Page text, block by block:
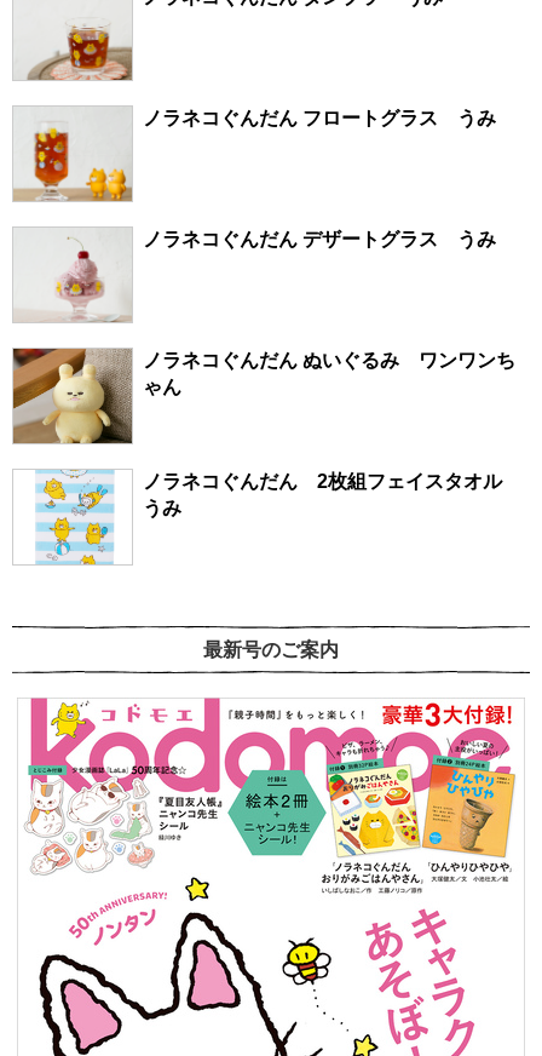
ノラネコぐんだん フロートグラス うみ
ノラネコぐんだん デザートグラス うみ
ノラネコぐんだん ぬいぐるみ ワンワンち
ゃん
ノラネコぐんだん 2枚組フェイスタオル
うみ
最新号のご案内